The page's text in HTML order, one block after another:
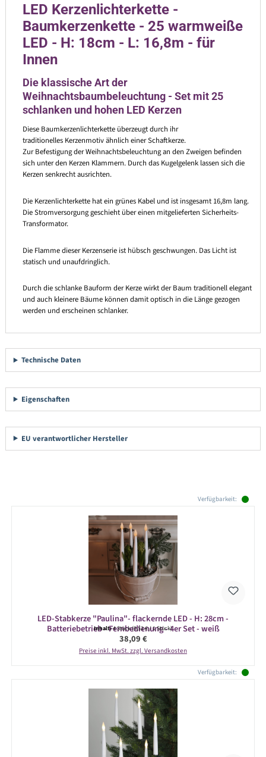
LED Kerzenlichterkette -
Baumkerzenkette - 25 warmweiße
LED - H: 18cm - L: 16,8m - für
Innen
Die klassische Art der
Weihnachtsbaumbeleuchtung - Set mit 25
schlanken und hohen LED Kerzen
Diese Baumkerzenlichterkette überzeugt durch ihr
traditionelles Kerzenmotiv ähnlich einer Schaftkerze.
Zur Befestigung der Weihnachtsbeleuchtung an den Zweigen befinden
sich unter den Kerzen Klammern. Durch das Kugelgelenk lassen sich die
Kerzen senkrecht ausrichten.
Die Kerzenlichterkette hat ein grünes Kabel und ist insgesamt 16,8m lang.
Die Stromversorgung geschieht über einen mitgelieferten Sicherheits-
Transformator.
Die Flamme dieser Kerzenserie ist hübsch geschwungen. Das Licht ist
statisch und unaufdringlich.
Durch die schlanke Bauform der Kerze wirkt der Baum traditionell elegant
und auch kleinere Bäume können damit optisch in die Länge gezogen
werden und erscheinen schlanker.
Technische Daten
Eigenschaften
EU verantwortlicher Hersteller
Verfügbarkeit:
LED-Stabkerze "Paulina"- flackernde LED - H: 28cm -
Batteriebetrieb - Fernbedienung - 4er Set - weiß
Inhalt:4 Stück(9,52 € / 1 Stück)
Regulärer Preis:
38,09 €
Preise inkl. MwSt. zzgl. Versandkosten
Verfügbarkeit: